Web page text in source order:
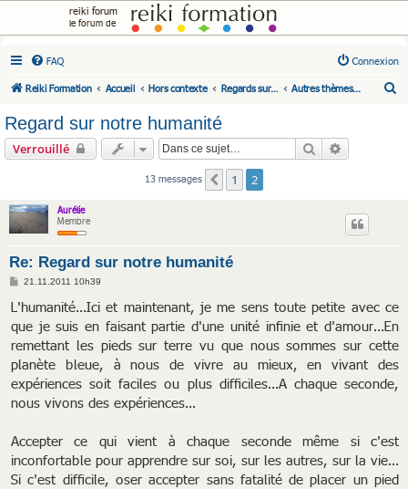
reiki forum
FAQ Connexion
Reiki Formation Accueil Hors contexte Regards sur... Autres thèmes...
Regard sur notre humanité
Verrouillé Rechercher
13 messages Précédente
1 2
Aurélie
Membre
Re: Regard sur notre humanité
M
s
s
a
e
21.11.2011 10h39
L'humanité...Ici et maintenant, je me sens toute petite avec ce
que je suis en faisant partie d'une unité infinie et d'amour...En
remettant les pieds sur terre vu que nous sommes sur cette
planète bleue, à nous de vivre au mieux, en vivant des
expériences soit faciles ou plus difficiles...A chaque seconde,
nous vivons des expériences...
Accepter ce qui vient à chaque seconde même si c'est
inconfortable pour apprendre sur soi, sur les autres, sur la vie...
Si c'est difficile, oser accepter sans fatalité de placer un pied
le forum de